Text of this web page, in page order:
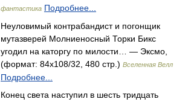
фантастика Подробнее...
Неуловимый контрабандист и погонщик
мутазверей Молниеносный Торки Бикс
угодил на каторгу по милости… — Эксмо,
(формат: 84x108/32, 480 стр.) Вселенная Велл
Подробнее...
Конец света наступил в шесть тридцать